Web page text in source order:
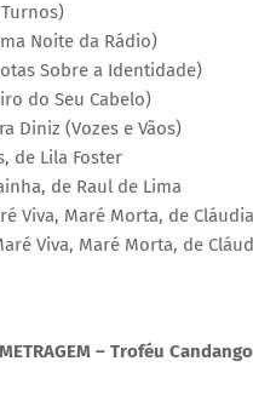
Noite da Rádio)
Sobre a Identidade)
do Seu Cabelo)
Diniz (Vozes e Vãos)
de Lila Foster
de Raul de Lima
Viva, Maré Morta, de
Viva, Maré Morta, de
– Troféu Candango